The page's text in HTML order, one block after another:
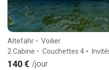
Altefähr
Voilier
2 Cabine
Couchettes 4
140 € /jour